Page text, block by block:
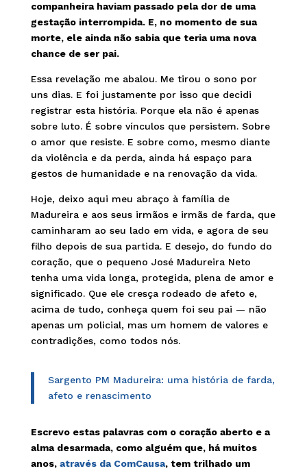
companheira haviam passado pela dor de uma
gestação interrompida. E, no momento de sua
morte, ele ainda não sabia que teria uma nova
chance de ser pai.
Essa revelação me abalou. Me tirou o sono por
uns dias. E foi justamente por isso que decidi
registrar esta história. Porque ela não é apenas
sobre luto. É sobre vínculos que persistem. Sobre
o amor que resiste. E sobre como, mesmo diante
da violência e da perda, ainda há espaço para
gestos de humanidade e na renovação da vida.
Hoje, deixo aqui meu abraço à família de
Madureira e aos seus irmãos e irmãs de farda, que
caminharam ao seu lado em vida, e agora de seu
filho depois de sua partida. E desejo, do fundo do
coração, que o pequeno José Madureira Neto
tenha uma vida longa, protegida, plena de amor e
significado. Que ele cresça rodeado de afeto e,
acima de tudo, conheça quem foi seu pai — não
apenas um policial, mas um homem de valores e
contradições, como todos nós.
Sargento PM Madureira: uma história de farda,
afeto e renascimento
Escrevo estas palavras com o coração aberto e a
alma desarmada, como alguém que, há muitos
anos, através da ComCausa, tem trilhado um